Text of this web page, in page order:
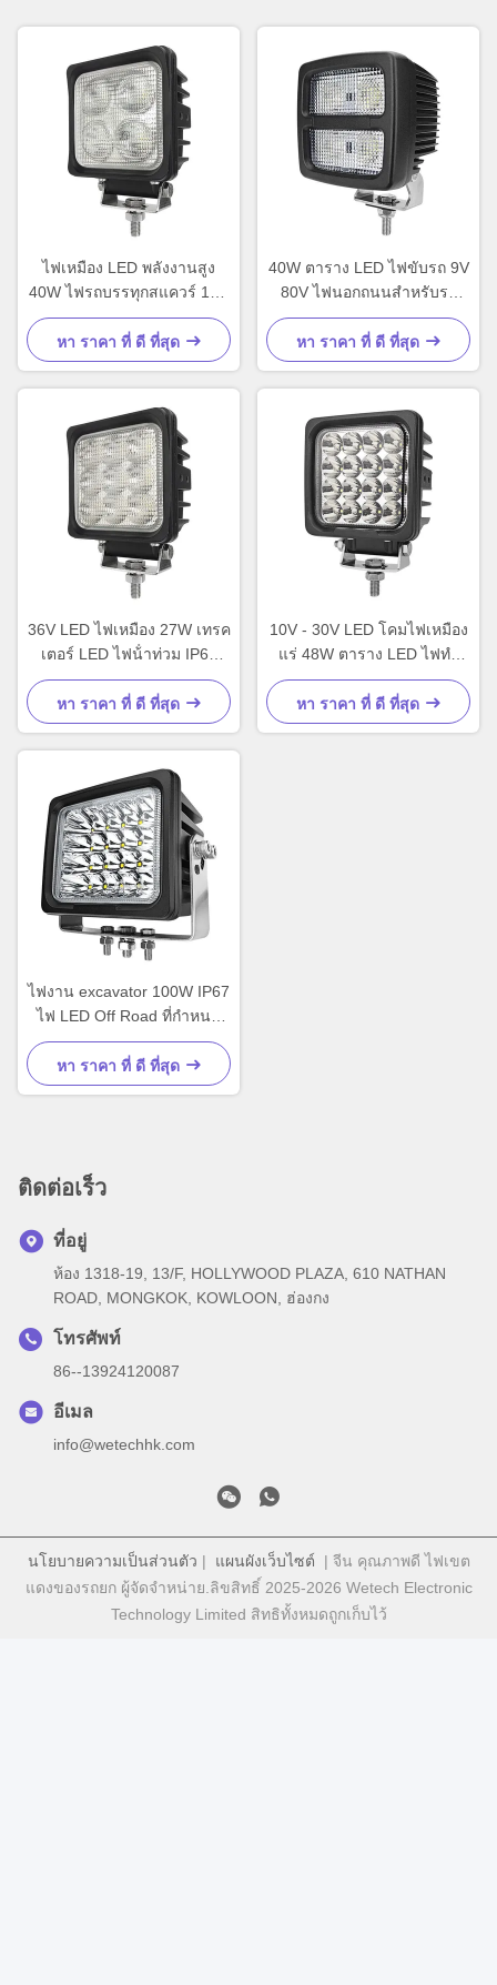
ไฟเหมือง LED พลังงานสูง
40W ไฟรถบรรทุกสแควร์ 12V
ปรับแต่ง
หา ราคา ที่ ดี ที่สุด
40W ตาราง LED ไฟขับรถ 9V
80V ไฟนอกถนนสําหรับรถ
บรรทุก
หา ราคา ที่ ดี ที่สุด
36V LED ไฟเหมือง 27W เทรค
เตอร์ LED ไฟน้ําท่วม IP67
การค้า
หา ราคา ที่ ดี ที่สุด
10V - 30V LED โคมไฟเหมือง
แร่ 48W ตาราง LED ไฟทํา
งานมืออาชีพ
หา ราคา ที่ ดี ที่สุด
ไฟงาน excavator 100W IP67
ไฟ LED Off Road ที่กําหนด
เอง
หา ราคา ที่ ดี ที่สุด
ติดต่อเร็ว
ที่อยู่
ห้อง 1318-19, 13/F, HOLLYWOOD PLAZA, 610 NATHAN
ROAD, MONGKOK, KOWLOON, ฮ่องกง
โทรศัพท์
86--13924120087
อีเมล
info@wetechhk.com
นโยบายความเป็นส่วนตัว | แผนผังเว็บไซต์ | จีน คุณภาพดี ไฟเขต
แดงของรถยก ผู้จัดจําหน่าย.ลิขสิทธิ์ 2025-2026 Wetech Electronic
Technology Limited สิทธิทั้งหมดถูกเก็บไว้